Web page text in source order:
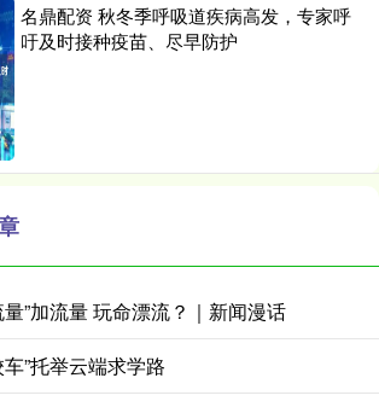
名鼎配资 秋冬季呼吸道疾病高发，专家呼
吁及时接种疫苗、尽早防护
”加流量 玩命漂流？｜新闻漫话
”托举云端求学路